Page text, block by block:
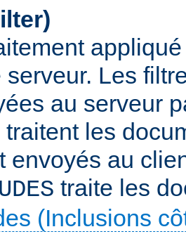
serveur. Les
au serveur
traitent les
envoyés au
traite les
(Inclusions